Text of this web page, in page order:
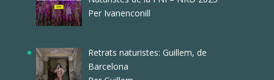
Per Ivanenconill
Retrats naturistes: Guillem, de
Barcelona